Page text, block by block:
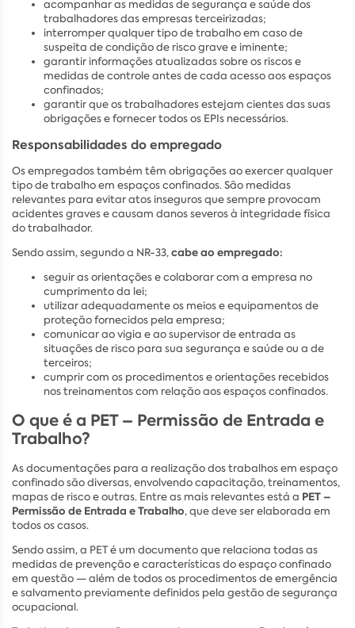
acompanhar as medidas de segurança e saúde dos
trabalhadores das empresas terceirizadas;
interromper qualquer tipo de trabalho em caso de
suspeita de condição de risco grave e iminente;
garantir informações atualizadas sobre os riscos e
medidas de controle antes de cada acesso aos espaços
confinados;
garantir que os trabalhadores estejam cientes das suas
obrigações e fornecer todos os EPIs necessários.
Responsabilidades do empregado
Os empregados também têm obrigações ao exercer qualquer
tipo de trabalho em espaços confinados. São medidas
relevantes para evitar atos inseguros que sempre provocam
acidentes graves e causam danos severos à integridade física
do trabalhador.
Sendo assim, segundo a NR-33,cabe ao empregado:
seguir as orientações e colaborar com a empresa no
cumprimento da lei;
utilizar adequadamente os meios e equipamentos de
proteção fornecidos pela empresa;
comunicar ao vigia e ao supervisor de entrada as
situações de risco para sua segurança e saúde ou a de
terceiros;
cumprir com os procedimentos e orientações recebidos
nos treinamentos com relação aos espaços confinados.
O que é a PET – Permissão de Entrada e
Trabalho?
As documentações para a realização dos trabalhos em espaço
confinado são diversas, envolvendo capacitação, treinamentos,
mapas de risco e outras. Entre as mais relevantes está a PET –
Permissão de Entrada e Trabalho, que deve ser elaborada em
todos os casos.
Sendo assim, a PET é um documento que relaciona todas as
medidas de prevenção e características do espaço confinado
em questão — além de todos os procedimentos de emergência
e salvamento previamente definidos pela gestão de segurança
ocupacional.